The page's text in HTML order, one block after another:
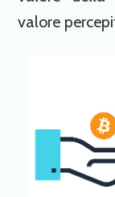
valore